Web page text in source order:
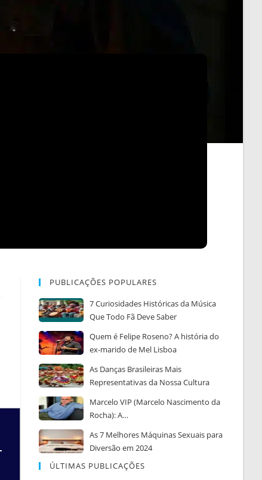
PUBLICAÇÕES POPULARES
7 Curiosidades Históricas da Música
Que Todo Fã Deve Saber
Quem é Felipe Roseno? A história do
ex-marido de Mel Lisboa
As Danças Brasileiras Mais
Representativas da Nossa Cultura
Marcelo VIP (Marcelo Nascimento da
Rocha): A…
As 7 Melhores Máquinas Sexuais para
Diversão em 2024
ÚLTIMAS PUBLICAÇÕES